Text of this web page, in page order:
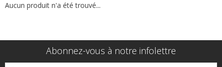
Aucun produit n'a été trouvé...
Abonnez-vous à notre infolettre